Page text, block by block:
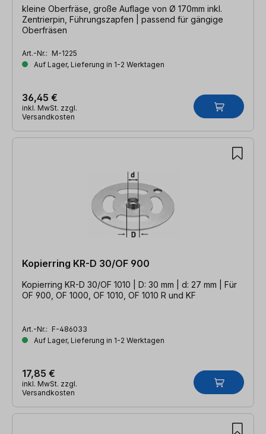
kleine Oberfräse, große Auflage von Ø 170mm inkl.
Zentrierpin, Führungszapfen | passend für gängige
Oberfräsen
Art.-Nr.: M-1225
Auf Lager, Lieferung in 1-2 Werktagen
36,45 €
inkl. MwSt. zzgl.
Versandkosten
Kopierring KR-D 30/OF 900
Kopierring KR-D 30/OF 1010 | D: 30 mm | d: 27 mm | Für
OF 900, OF 1000, OF 1010, OF 1010 R und KF
Art.-Nr.: F-486033
Auf Lager, Lieferung in 1-2 Werktagen
17,85 €
inkl. MwSt. zzgl.
Versandkosten